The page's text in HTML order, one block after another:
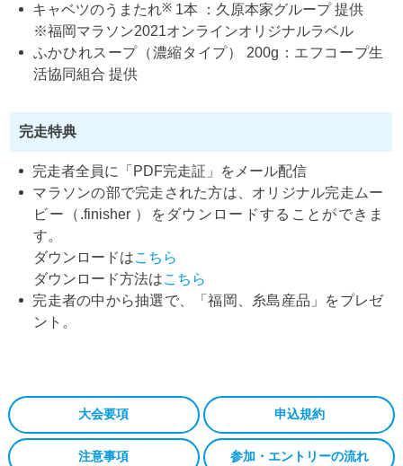
キャベツのうまたれ※ 1本 ：久原本家グループ 提供
※福岡マラソン2021オンラインオリジナルラベル
ふかひれスープ（濃縮タイプ） 200g：エフコープ生
活協同組合 提供
完走特典
完走者全員に「PDF完走証」をメール配信
マラソンの部で完走された方は、オリジナル完走ムー
ビー（.finisher ）をダウンロードすることができま
す。
ダウンロードはこちら
ダウンロード方法はこちら
完走者の中から抽選で、「福岡、糸島産品」をプレゼ
ント。
大会要項 申込規約
注意事項 参加・エントリーの流れ